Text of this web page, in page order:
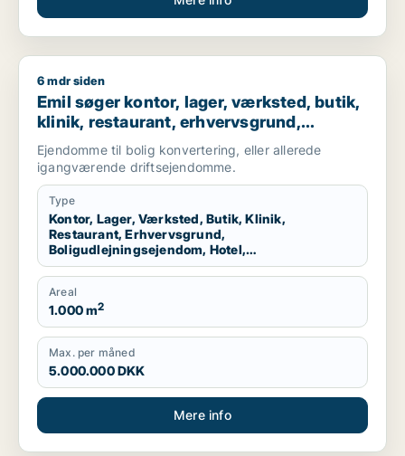
Emil søger kontor, lager, værksted, butik, klinik,
6 mdr siden
Emil søger kontor, lager, værksted, butik,
klinik, restaurant, erhvervsgrund,
boligudlejningsejendom, hotel,
produktionslokaler eller garage til salg i
Nordsjælland
Ejendomme til bolig konvertering, eller allerede
igangværende driftsejendomme.
Type
Kontor, Lager, Værksted, Butik, Klinik,
Restaurant, Erhvervsgrund,
Boligudlejningsejendom, Hotel,
Produktionslokaler, Garage
Areal
1.000 m2
Max. per måned
5.000.000 DKK
Mere info